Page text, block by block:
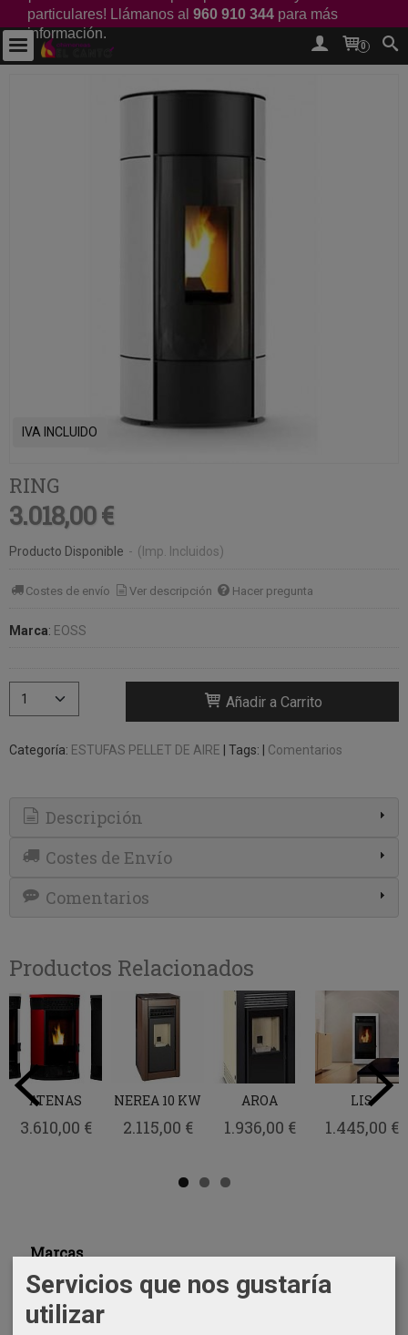
particulares! Llámanos al 960 910 344 para más
información.
0
Marcas
IVA INCLUIDO
RING
3.018,00 €
Producto Disponible - (Imp. Incluidos)
Costes de envío Ver descripción Hacer pregunta
Marca: EOSS
Añadir a Carrito
Categoría: ESTUFAS PELLET DE AIRE | Tags: | Comentarios
Descripción
Costes de Envío
Comentarios
Productos Relacionados
ATENAS
3.610,00 €
NEREA 10 KW
2.115,00 €
AROA
1.936,00 €
LIS
1.445,00 €
Servicios que nos gustaría
utilizar